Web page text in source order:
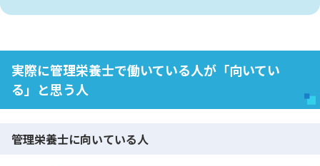
実際に管理栄養士で働いている人が「向いてい
る」と思う人
管理栄養士に向いている人